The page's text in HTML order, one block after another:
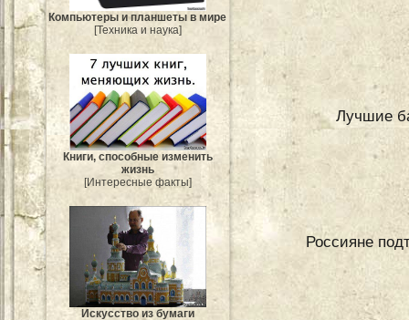
Компьютеры и планшеты в мире
[Техника и наука]
Книги, способные изменить
жизнь
[Интересные факты]
Искусство из бумаги
Лучшие
Россияне